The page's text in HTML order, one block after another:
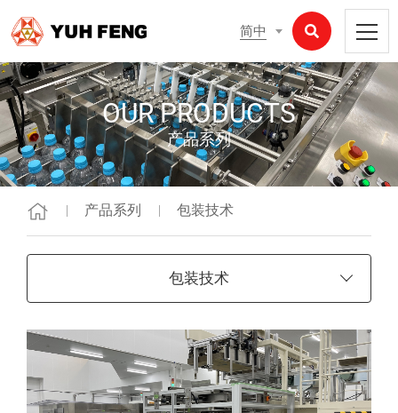
简中
OUR PRODUCTS
产品系列
产品系列 包装技术
包装技术